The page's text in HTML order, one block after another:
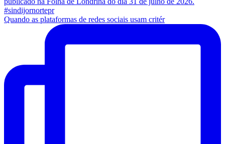
Quando as plataformas de redes sociais usam critér